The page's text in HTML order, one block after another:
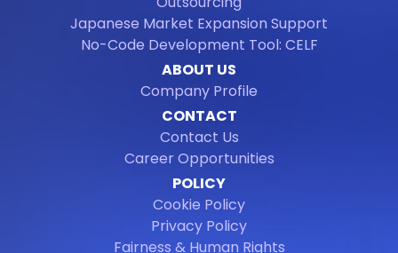
Japanese Market Expansion Support
No-Code Development Tool: CELF
ABOUT US
Company Profile
CONTACT
Contact Us
Career Opportunities
POLICY
Cookie Policy
Privacy Policy
Fairness & Human Rights